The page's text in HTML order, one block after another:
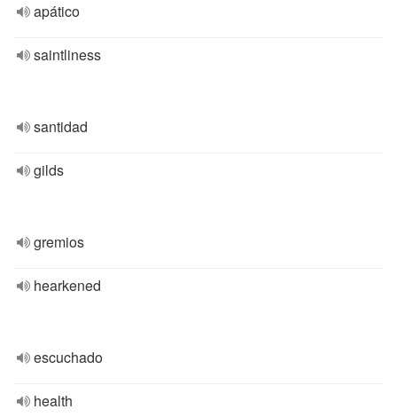
apático
saintliness
santidad
gilds
gremios
hearkened
escuchado
health